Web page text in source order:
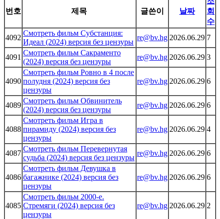
번호 제목 글쓴이 날짜
회
수
4092
Смотреть фильм Субстанция:
Идеал (2024) версия без цензуры
re@bv.hg 2026.06.29 7
4091
Смотреть фильм Сакраменто
(2024) версия без цензуры
re@bv.hg 2026.06.29 3
4090
Смотреть фильм Ровно в 4 после
полудня (2024) версия без
цензуры
re@bv.hg 2026.06.29 6
4089
Смотреть фильм Обвинитель
(2024) версия без цензуры
re@bv.hg 2026.06.29 6
4088
Смотреть фильм Игра в
пирамиду (2024) версия без
цензуры
re@bv.hg 2026.06.29 4
4087
Смотреть фильм Перевернутая
судьба (2024) версия без цензуры
re@bv.hg 2026.06.29 6
4086
Смотреть фильм Девушка в
багажнике (2024) версия без
цензуры
re@bv.hg 2026.06.29 6
4085
Смотреть фильм 2000-е.
Стремяги (2024) версия без
цензуры
re@bv.hg 2026.06.29 2